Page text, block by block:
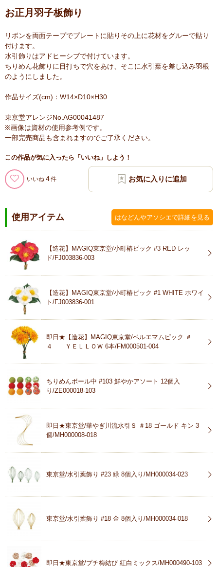
お正月羽子板飾り
リボンを両面テープでプレートに貼りその上に花材をグルーで貼り
付けます。
水引飾りはアドヒーシブで付けています。
ちりめん花飾りに目打ちで穴をあけ、そこに水引葉を差し込み羽根
のようにしました。
作品サイズ(cm)：W14×D10×H30
東京堂アレンジNo.AG00041487
※画像は資材の使用参考例です。
一部完売商品も含まれますのでご了承ください。
この作品が気に入ったら「いいね」しよう！
いいね 4
使用アイテム はなどんやアソシエで詳細を見る
【造花】MAGIQ東京堂/小町椿ピック #3 RED レッ
ド/FJ003836-003
【造花】MAGIQ東京堂/小町椿ピック #1 WHITE ホワイ
ト/FJ003836-001
即日★【造花】MAGIQ東京堂/ベルエマムピック ＃
４ ＹＥＬＬＯＷ 6本/FM000501-004
ちりめんボール中 #103 鮮やかアソート 12個入
り/ZE000018-103
即日★東京堂/華やぎ川流水引Ｓ ＃18 ゴールド キン 3
個/MH000008-018
東京堂/水引葉飾り #23 緑 8個入り/MH000034-023
東京堂/水引葉飾り #18 金 8個入り/MH000034-018
即日★東京堂/プチ梅結び 紅白ミックス/MH000490-103